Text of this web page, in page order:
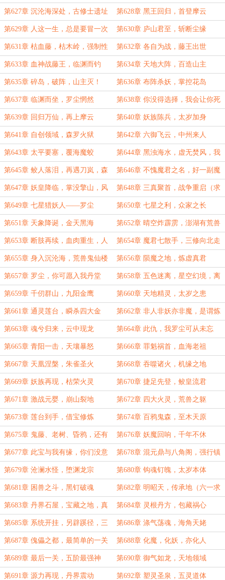
第627章 沉沦海深处，古修士遗址 第628章 黑王回归，首登摩云
第629章 人这一生，总是要冒一次
险的
第630章 庐山君至，斩断尘缘
第631章 枯血藤，枯木岭，强制性
元婴任务
第632章 各自为战，藤王出世
第633章 血神战藤王，临渊而钓 第634章 天地大阵，百造山主
第635章 碎岛，破阵，山主灭！ 第636章 布阵杀妖，掌控花岛
第637章 临渊而坐，罗尘惘然 第638章 你没得选择，我会让你死
得体面一点
第639章 回归万仙，再上摩云 第640章 妖族陈兵，太岁加身
第641章 自创领域，森罗火狱 第642章 六御飞云，中州来人
第643章 太平要塞，覆海魔蛟 第644章 黑浊海水，虚无焚风，我
那么大一头覆海魔蛟呢？
第645章 鲛人落泪，再遇刀岚，森
罗火狱第二形态
第646章 不愧魔君之名，好一副魔
头做派！
第647章 妖皇降临，掌没擎山，风
起了！
第648章 三真聚首，战争重启（求
月票）
第649章 七星猎妖人——罗尘 第650章 七星之利，众家之长
第651章 天象降诞，金天黑海 第652章 晴空炸霹雳，澎湖有荒兽
第653章 断肢再续，血肉重生，人
形荒兽罗尘！
第654章 魔君七散手，三修向北走
（为盟主贫僧爱吃肉加更）
第655章 身入沉沦海，荒兽鬼仙楼 第656章 陨魔之地，炼虚真君
第657章 罗尘，你可愿入我丹堂 第658章 五色迷离，星空幻境，离
忘天
第659章 千仞群山，九阳金鹰 第660章 天地精灵，太岁之患
第661章 通灵莲台，瞬杀四大金
丹！
第662章 非人非妖亦非魔，是谓炼
天魔君
第663章 魂兮归来，云中现龙 第664章 此仇，我罗尘可从未忘
过！
第665章 青阳一击，天壤暴怒 第666章 罪魁祸首，血海老祖
第667章 天凰涅槃，朱雀圣火 第668章 吞噬诸火，机缘之地
第669章 妖族再现，枯荣火灵 第670章 捷足先登，鲛皇流君
第671章 激战元婴，崩山裂地 第672章 四大火灵，荒兽之躯
第673章 莲台到手，借宝修炼 第674章 百鸦鬼森，至木天原
第675章 鬼藤、老树、昏鸦，还有
第三人
第676章 妖魔回响，千年不休
第677章 此宝与我有缘，你们没意
见吧？
第678章 混元鼎与八角阁，强行镇
压
第679章 沧澜水怪，堕渊龙宗 第680章 钩魂钉魄，太岁本体
第681章 困兽之斗，黑钉破魂 第682章 明昭天，传承地（六一求
月票！）
第683章 丹界石屋，宝藏之地，真
君遗问，仙凡之隔
第684章 灵根丹方，包藏祸心
第685章 系统开挂，另辟蹊径，三
丹合一，考核通过
第686章 涤气荡魂，海角天姥
第687章 傀儡之都，最简单的一关 第688章 化魔，化妖，亦化人
第689章 最后一关，五阶最强神
丹！
第690章 御气如龙，天地领域
第691章 源力再现，丹界震动 第692章 塑灵圣泉，五灵道体